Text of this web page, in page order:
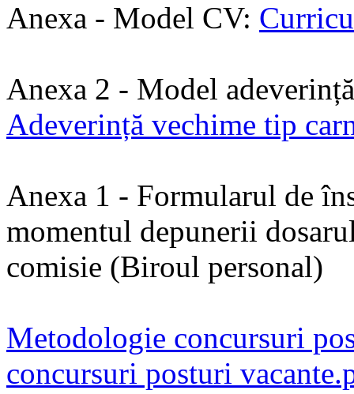
Anexa - Model CV:
Anexa 2 - Model
Adeverință vechime tip
Anexa 1 - Formularul de
momentul depunerii
comisie (Biroul personal)
Metodologie concursuri
concursuri posturi